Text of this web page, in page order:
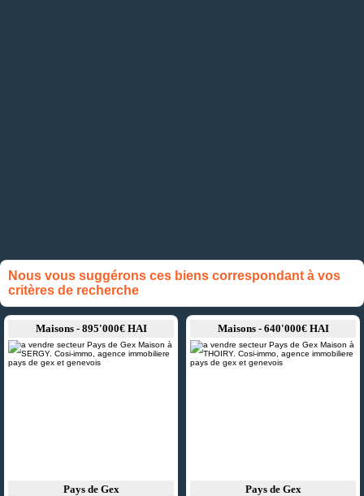
Nous vous suggérons ces biens correspondant à vos
critères de recherche
Maisons - 895'000€ HAI
Pays de Gex
Maisons - 640'000€ HAI
Pays de Gex